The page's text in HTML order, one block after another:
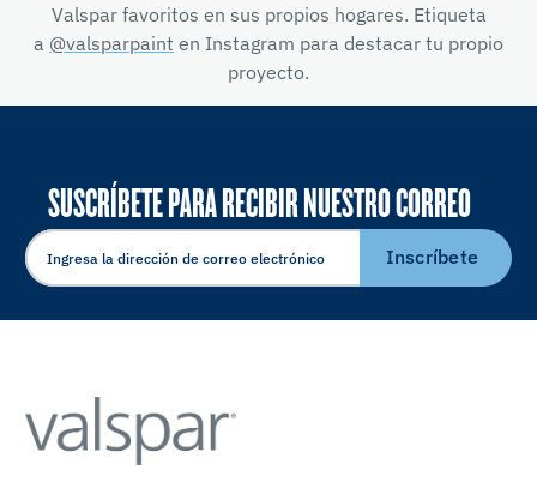
Valspar favoritos en sus propios hogares. Etiqueta
a @valsparpaint en Instagram para destacar tu propio
proyecto.
SUSCRÍBETE PARA RECIBIR NUESTRO CORREO
ELECTRÓNICO
Inscríbete